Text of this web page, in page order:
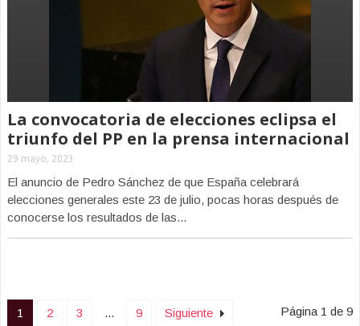
La convocatoria de elecciones eclipsa el
triunfo del PP en la prensa internacional
29 mayo, 2023
El anuncio de Pedro Sánchez de que España celebrará
elecciones generales este 23 de julio, pocas horas después de
conocerse los resultados de las...
1 2 3 ... 9 Siguiente Página 1 de 9